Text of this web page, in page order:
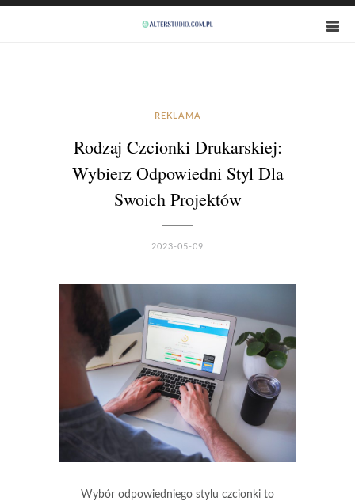
REKLAMA
Rodzaj Czcionki Drukarskiej:
Wybierz Odpowiedni Styl Dla
Swoich Projektów
2023-05-09
Wybór odpowiedniego stylu czcionki to